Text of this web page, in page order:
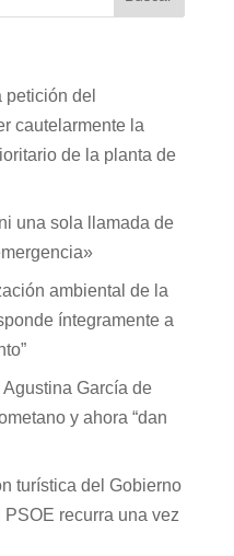
del
cautelarmente la
de la planta de
una sola llamada de
ambiental de la
íntegramente a
García de
y ahora “dan
turística del Gobierno
recurra una vez